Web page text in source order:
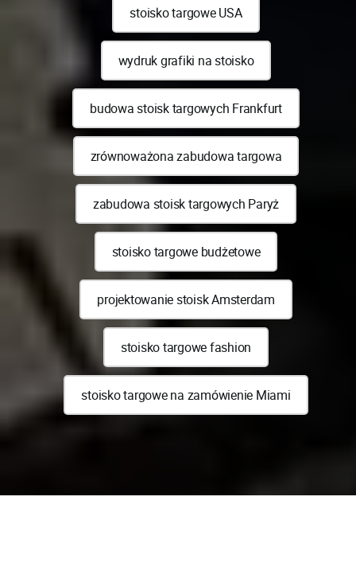
stoisko targowe USA
wydruk grafiki na stoisko
budowa stoisk targowych Frankfurt
zrównoważona zabudowa targowa
zabudowa stoisk targowych Paryż
stoisko targowe budżetowe
projektowanie stoisk Amsterdam
stoisko targowe fashion
stoisko targowe na zamówienie Miami